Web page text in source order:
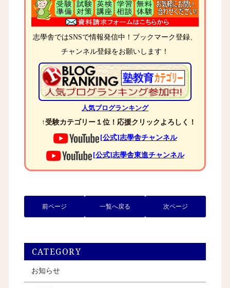
志學舎ではSNSで情報発信中！ブックマーク登録、
チャンネル登録をお願いします！
人気ブログランキング
↑受験カテゴリー１位！応援クリックよろしく！
[公式]志學舎チャンネル
[公式]志學舎東進チャンネル
前ページ 一覧へ戻る 次ページ
CATEGORY
お知らせ